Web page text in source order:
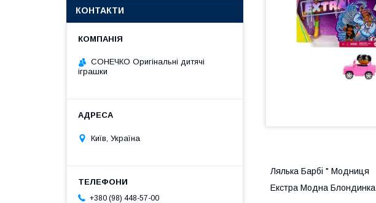
Лялька Барбі " Модниця
Екстра Модна Блондинка
КОНТАКТИ
СОНЕЧКО Оригінальні дитячі
іграшки
Київ, Україна
+380 (98) 448-57-00